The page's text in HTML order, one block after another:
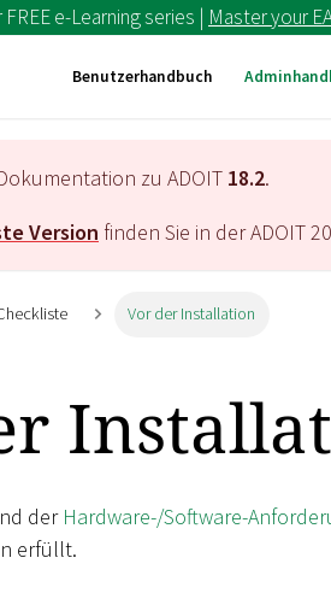
e-Learning series | Master your
Benutzerhandbuch
zu ADOIT 18.2.
Version finden Sie in der ADOIT
Vor der Installation
der Hardware-/Software-
erfüllt.